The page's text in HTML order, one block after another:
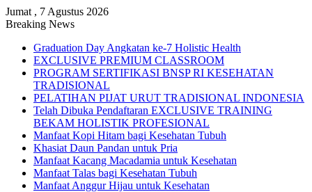
Jumat , 7 Agustus 2026
Breaking News
Graduation Day Angkatan ke-7 Holistic Health
EXCLUSIVE PREMIUM CLASSROOM
PROGRAM SERTIFIKASI BNSP RI KESEHATAN
TRADISIONAL
PELATIHAN PIJAT URUT TRADISIONAL INDONESIA
Telah Dibuka Pendaftaran EXCLUSIVE TRAINING
BEKAM HOLISTIK PROFESIONAL
Manfaat Kopi Hitam bagi Kesehatan Tubuh
Khasiat Daun Pandan untuk Pria
Manfaat Kacang Macadamia untuk Kesehatan
Manfaat Talas bagi Kesehatan Tubuh
Manfaat Anggur Hijau untuk Kesehatan